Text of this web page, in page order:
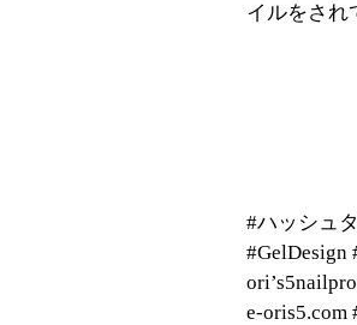
イルをされ
#ハッシュ
e-oris5.com